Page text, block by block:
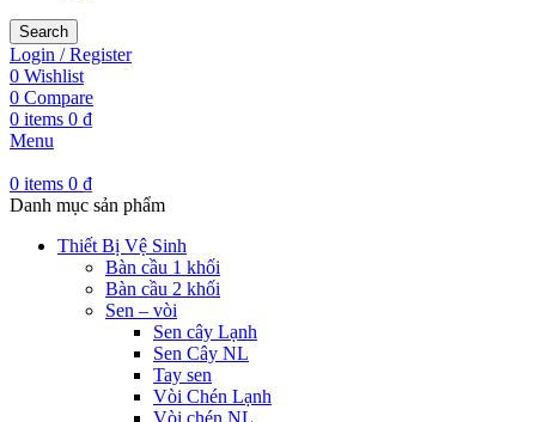
Search
Login / Register
0 Wishlist
0 Compare
0 items 0 ₫
Menu
0 items 0 ₫
Danh mục sản phẩm
Thiết Bị Vệ Sinh
Bàn cầu 1 khối
Bàn cầu 2 khối
Sen – vòi
Sen cây Lạnh
Sen Cây NL
Tay sen
Vòi Chén Lạnh
Vòi chén NL